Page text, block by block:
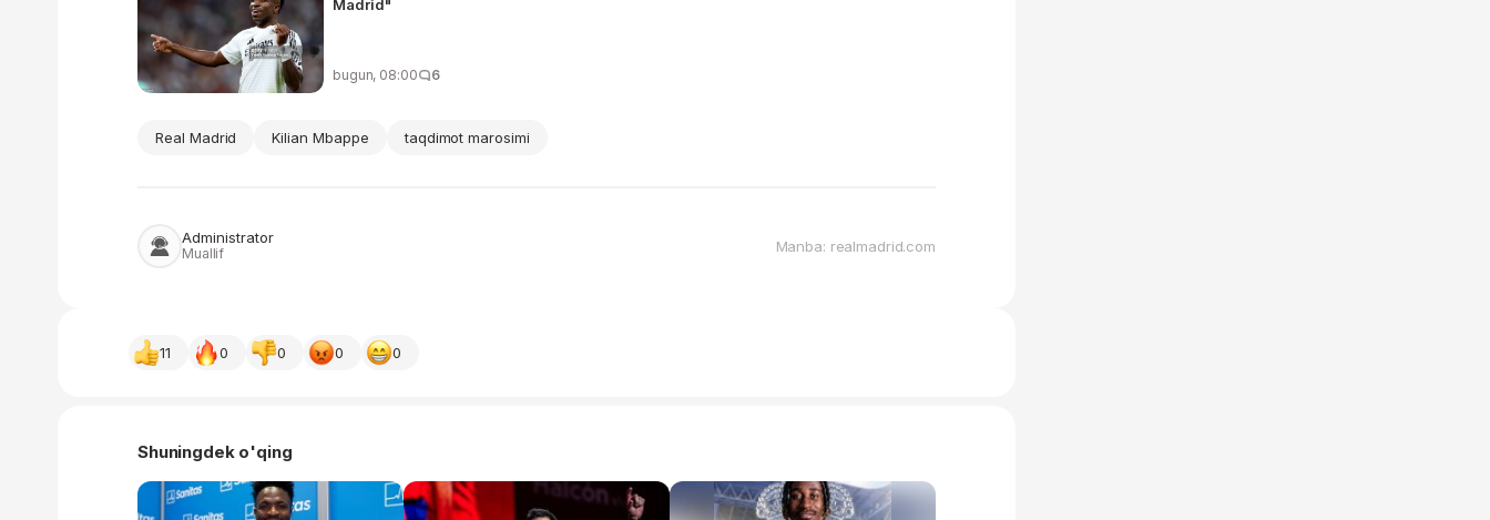
Madrid"
bugun, 08:00 6
Real Madrid Kilian Mbappe taqdimot marosimi
Administrator
Muallif Manba: realmadrid.com
11 0 0 0 0
Shuningdek o'qing